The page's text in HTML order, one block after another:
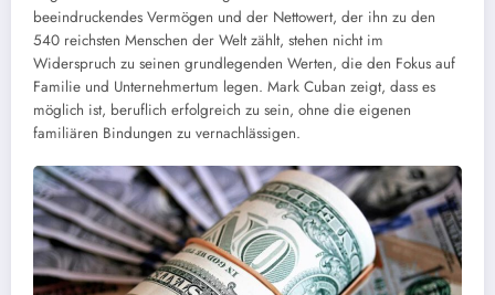
beeindruckendes Vermögen und der Nettowert, der ihn zu den
540 reichsten Menschen der Welt zählt, stehen nicht im
Widerspruch zu seinen grundlegenden Werten, die den Fokus auf
Familie und Unternehmertum legen. Mark Cuban zeigt, dass es
möglich ist, beruflich erfolgreich zu sein, ohne die eigenen
familiären Bindungen zu vernachlässigen.